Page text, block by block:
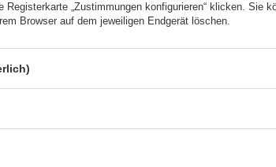
„Zustimmungen konfigurieren“ klicken. Sie
Browser auf dem jeweiligen Endgerät löschen.